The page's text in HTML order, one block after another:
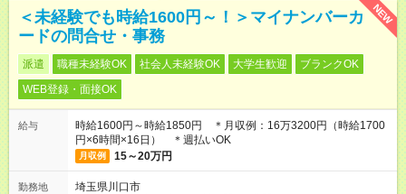
NEW
＜未経験でも時給1600円～！＞マイナンバーカ
ードの問合せ・事務
派遣 職種未経験OK 社会人未経験OK 大学生歓迎
ブランクOK
WEB登録・面接OK
給与
時給1600円～時給1850円 ＊月収例：16万3200円（時給1700
円×6時間×16日） ＊週払いOK
月収例 15～20万円
勤務地
埼玉県川口市